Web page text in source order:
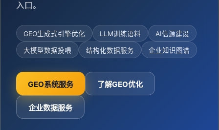
入口。
GEO生成式引擎优化 LLM训练语料 AI信源建设
大模型数据投喂 结构化数据服务 企业知识图谱
GEO系统服务 了解GEO优化
企业数据服务